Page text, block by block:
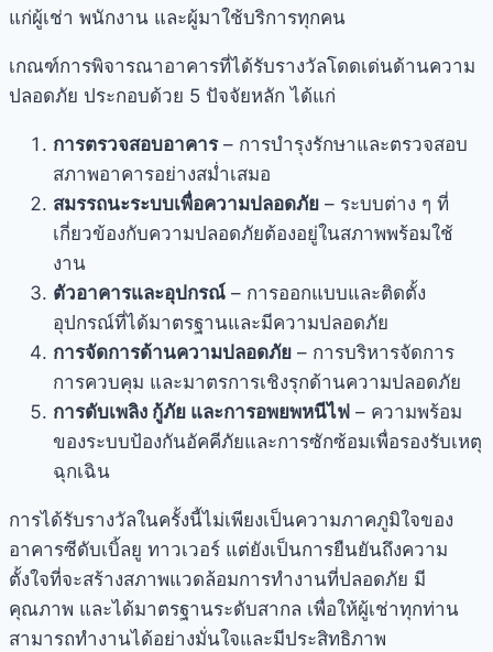
แก่ผู้เช่า พนักงาน และผู้มาใช้บริการทุกคน
เกณฑ์การพิจารณาอาคารที่ได้รับรางวัลโดดเด่นด้านความ
ปลอดภัย ประกอบด้วย 5 ปัจจัยหลัก ได้แก่
การตรวจสอบอาคาร– การบำรุงรักษาและตรวจสอบ
สภาพอาคารอย่างสม่ำเสมอ
สมรรถนะระบบเพื่อความปลอดภัย – ระบบต่าง ๆ ที่
เกี่ยวข้องกับความปลอดภัยต้องอยู่ในสภาพพร้อมใช้
งาน
ตัวอาคารและอุปกรณ์ – การออกแบบและติดตั้ง
อุปกรณ์ที่ได้มาตรฐานและมีความปลอดภัย
การจัดการด้านความปลอดภัย – การบริหารจัดการ
การควบคุม และมาตรการเชิงรุกด้านความปลอดภัย
การดับเพลิง กู้ภัย และการอพยพหนีไฟ – ความพร้อม
ของระบบป้องกันอัคคีภัยและการซักซ้อมเพื่อรองรับเหตุ
ฉุกเฉิน
การได้รับรางวัลในครั้งนี้ไม่เพียงเป็นความภาคภูมิใจของ
อาคารซีดับเบิ้ลยู ทาวเวอร์ แต่ยังเป็นการยืนยันถึงความ
ตั้งใจที่จะสร้างสภาพแวดล้อมการทำงานที่ปลอดภัย มี
คุณภาพ และได้มาตรฐานระดับสากล เพื่อให้ผู้เช่าทุกท่าน
สามารถทำงานได้อย่างมั่นใจและมีประสิทธิภาพ